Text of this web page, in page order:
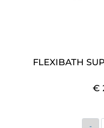
FLEXIBATH
€